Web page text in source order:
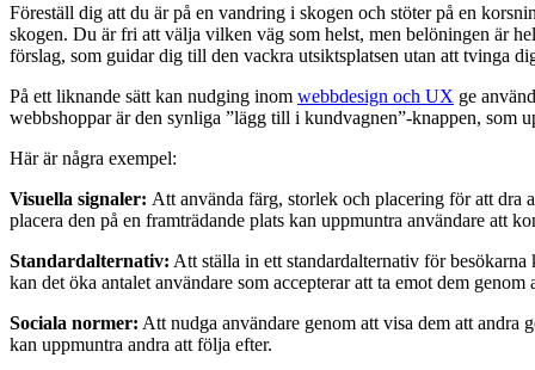
Föreställ dig att du är på en vandring i skogen och stöter på en
skogen. Du är fri att välja vilken väg som helst, men belöningen är
förslag, som guidar dig till den vackra utsiktsplatsen utan att tvinga
På ett liknande sätt kan nudging inom webbdesign och UX ge
webbshoppar är den synliga ”lägg till i kundvagnen”-knappen,
Här är några exempel:
Visuella signaler: Att använda färg, storlek och placering för att dra
placera den på en framträdande plats kan uppmuntra användare att
Standardalternativ: Att ställa in ett standardalternativ för
kan det öka antalet användare som accepterar att ta emot dem
Sociala normer: Att nudga användare genom att visa dem att andra
kan uppmuntra andra att följa efter.